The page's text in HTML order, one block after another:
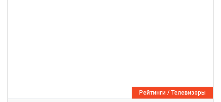
Рейтинги / Телевизоры